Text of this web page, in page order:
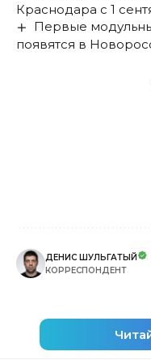
Краснодара с 1
Первые
появятся в
ДЕНИС ШУЛЬГАТЫЙ
КОРРЕСПОНДЕНТ